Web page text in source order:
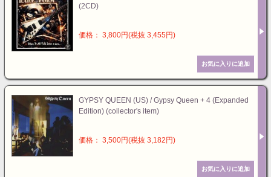
(2CD)
価格： 3,800円(税抜 3,455円)
GYPSY QUEEN (US) / Gypsy Queen + 4 (Expanded
Edition) (collector's item)
価格： 3,500円(税抜 3,182円)